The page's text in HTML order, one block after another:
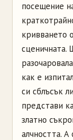
посещение
кривването
сценичната.
как е
си сблъсък
представи
златно
алчността.